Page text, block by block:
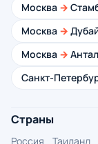
Москва →
Москва →
Москва →
Санкт-
Страны
Россия Таиланд